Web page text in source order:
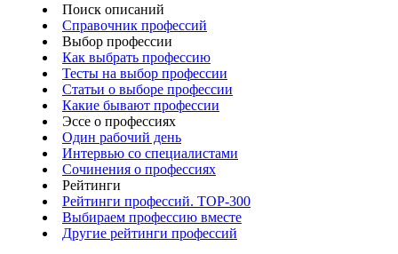
Поиск описаний
Справочник профессий
Выбор профессии
Как выбрать профессию
Тесты на выбор профессии
Статьи о выборе профессии
Какие бывают профессии
Эссе о профессиях
Один рабочий день
Интервью со специалистами
Сочинения о профессиях
Рейтинги
Рейтинги профессий. TOP-300
Выбираем профессию вместе
Другие рейтинги профессий